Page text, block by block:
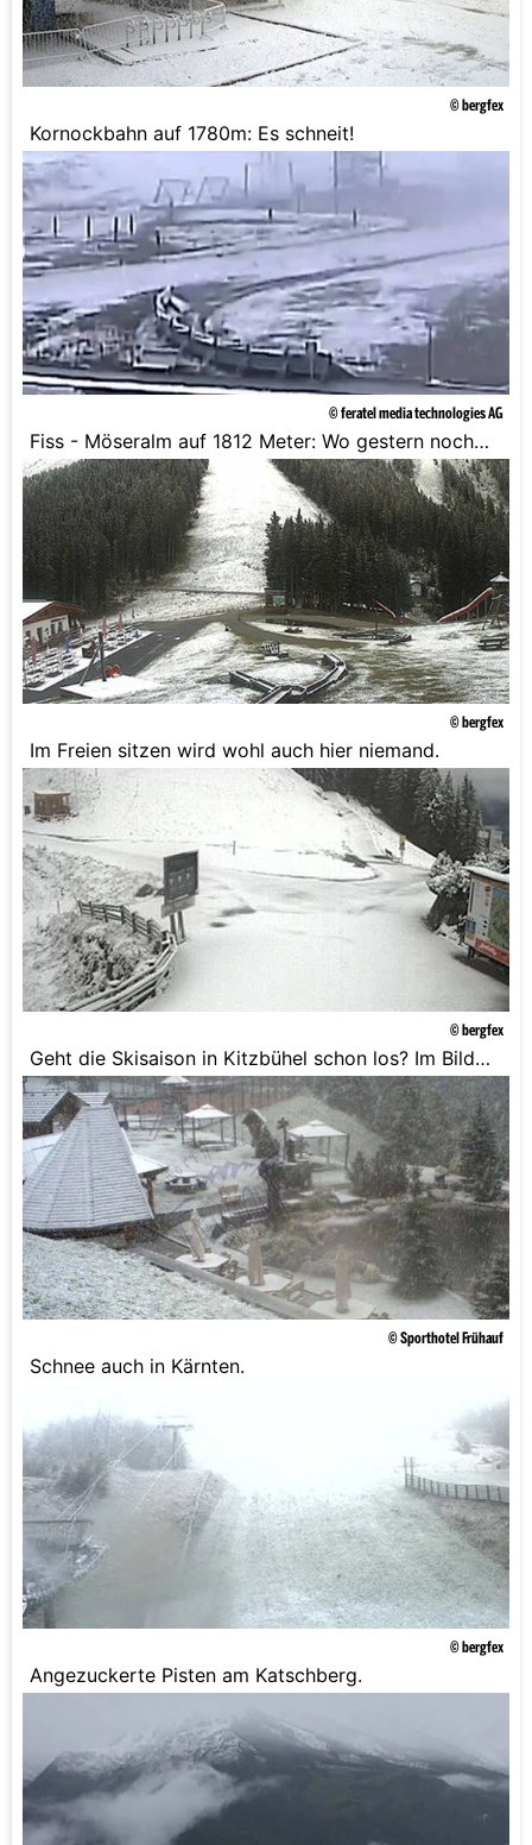
© bergfex
Kornockbahn auf 1780m: Es schneit!
© feratel media technologies AG
Fiss - Möseralm auf 1812 Meter: Wo gestern noch
grüne Wiesen waren, liegt heute Morgen Schnee.
© bergfex
Im Freien sitzen wird wohl auch hier niemand.
© bergfex
Geht die Skisaison in Kitzbühel schon los? Im Bild
Hochkitzbühel.
© Sporthotel Frühauf
Schnee auch in Kärnten.
© bergfex
Angezuckerte Pisten am Katschberg.